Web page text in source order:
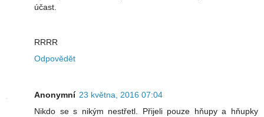
účast.
RRRR
Odpovědět
Anonymní 23 května, 2016 07:04
Nikdo se s nikým nestřetl. Přijeli pouze hňupy a hňupky